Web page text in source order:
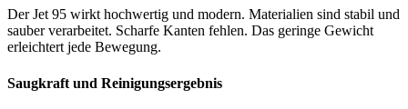
Der Jet 95 wirkt hochwertig und modern. Materialien sind stabil und
sauber verarbeitet. Scharfe Kanten fehlen. Das geringe Gewicht
erleichtert jede Bewegung.
Saugkraft und Reinigungsergebnis